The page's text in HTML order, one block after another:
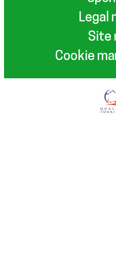
Legal
Site
Cookie